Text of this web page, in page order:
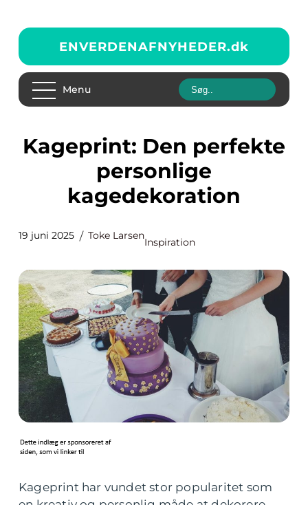
ENVERDENAFNYHEDER.dk
Menu
Kageprint: Den perfekte
personlige
kagedekoration
19 juni 2025 Toke Larsen
Inspiration
Kageprint har vundet stor popularitet som